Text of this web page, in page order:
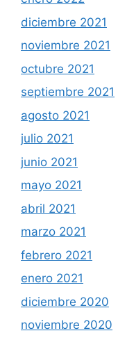
diciembre 2021
noviembre 2021
octubre 2021
septiembre 2021
agosto 2021
julio 2021
junio 2021
mayo 2021
abril 2021
marzo 2021
febrero 2021
enero 2021
diciembre 2020
noviembre 2020